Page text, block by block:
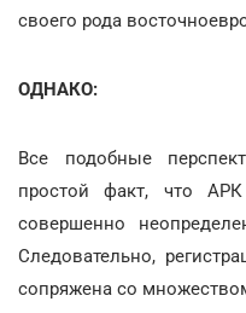
своего рода
ОДНАКО:
Все подобные
простой факт, что
совершенно
Следовательно,
сопряжена со